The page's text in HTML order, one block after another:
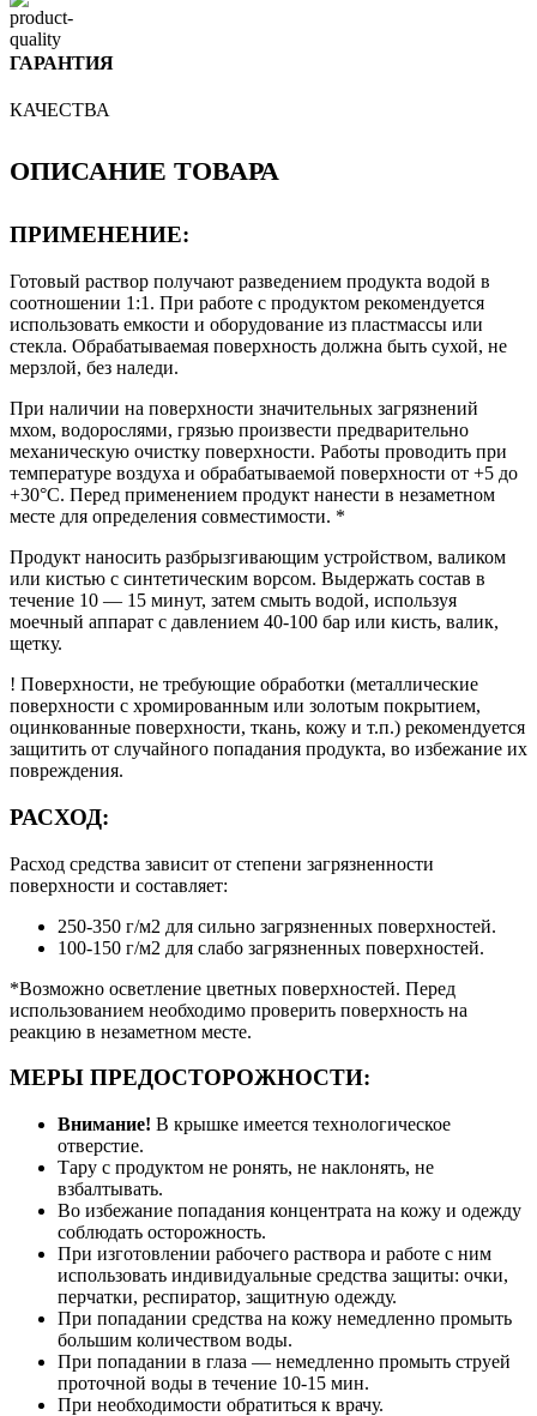
ГАРАНТИЯ
КАЧЕСТВА
ОПИСАНИЕ ТОВАРА
ПРИМЕНЕНИЕ:
Готовый раствор получают разведением продукта водой в
соотношении 1:1. При работе с продуктом рекомендуется
использовать емкости и оборудование из пластмассы или
стекла. Обрабатываемая поверхность должна быть сухой, не
мерзлой, без наледи.
При наличии на поверхности значительных загрязнений
мхом, водорослями, грязью произвести предварительно
механическую очистку поверхности. Работы проводить при
температуре воздуха и обрабатываемой поверхности от +5 до
+30°С. Перед применением продукт нанести в незаметном
месте для определения совместимости. *
Продукт наносить разбрызгивающим устройством, валиком
или кистью с синтетическим ворсом. Выдержать состав в
течение 10 — 15 минут, затем смыть водой, используя
моечный аппарат с давлением 40-100 бар или кисть, валик,
щетку.
! Поверхности, не требующие обработки (металлические
поверхности с хромированным или золотым покрытием,
оцинкованные поверхности, ткань, кожу и т.п.) рекомендуется
защитить от случайного попадания продукта, во избежание их
повреждения.
РАСХОД:
Расход средства зависит от степени загрязненности
поверхности и составляет:
250-350 г/м2 для сильно загрязненных поверхностей.
100-150 г/м2 для слабо загрязненных поверхностей.
*Возможно осветление цветных поверхностей. Перед
использованием необходимо проверить поверхность на
реакцию в незаметном месте.
МЕРЫ ПРЕДОСТОРОЖНОСТИ:
Внимание! В крышке имеется технологическое
отверстие.
Тару с продуктом не ронять, не наклонять, не
взбалтывать.
Во избежание попадания концентрата на кожу и одежду
соблюдать осторожность.
При изготовлении рабочего раствора и работе с ним
использовать индивидуальные средства защиты: очки,
перчатки, респиратор, защитную одежду.
При попадании средства на кожу немедленно промыть
большим количеством воды.
При попадании в глаза — немедленно промыть струей
проточной воды в течение 10-15 мин.
При необходимости обратиться к врачу.